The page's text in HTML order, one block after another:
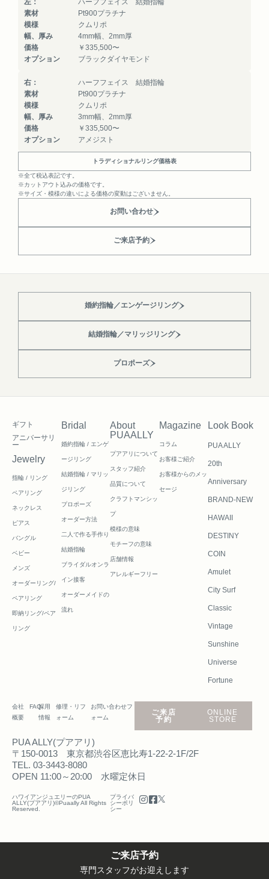
左：
ハーフフェイス 結婚指輪
素材
Pt900プラチナ
模様
クムリポ
幅、厚み
4mm幅、2mm厚
価格
￥335,500〜
オプション
ブラックダイヤモンド
右：
ハーフフェイス 結婚指輪
素材
Pt900プラチナ
模様
クムリポ
幅、厚み
3mm幅、2mm厚
価格
￥335,500〜
オプション
アメジスト
トラディショナルリング価格表
※全て税込表記です。
※カットアウト込みの価格です。
※サイズ・模様の違いによる価格の変動はございません。
お問い合わせ
ご来店予約
婚約指輪／エンゲージリング
結婚指輪／マリッジリング
プロポーズ
ギフト
アニバーサリ
ー
Jewelry
指輪 / リング
ペアリング
ネックレス
ピアス
バングル
ベビー
メンズ
オーダーリング/
ペアリング
即納リング/ペア
リング
Bridal
婚約指輪 / エンゲ
ージリング
結婚指輪 / マリッ
ジリング
プロポーズ
オーダー方法
二人で作る手作り
結婚指輪
ブライダルオンラ
イン接客
オーダーメイドの
流れ
About
PUAALLY
プアアリについて
スタッフ紹介
品質について
クラフトマンシッ
プ
模様の意味
モチーフの意味
店舗情報
アレルギーフリー
Magazine
コラム
お客様ご紹介
お客様からのメッ
セージ
Look Book
PUA ALLY
20th
Anniversary
BRAND-NEW
HAWAII
DESTINY
COIN
Amulet
City Surf
Classic
Vintage
Sunshine
Universe
Fortune
会社
概要
FAQ採用
情報
修理・リフ
ォーム
お問い合わせフ
ォーム
ご来店
予約
ONLINE
STORE
PUA ALLY(プアアリ)
〒150-0013 東京都渋谷区恵比寿1-22-2-1F/2F
TEL. 03-3443-8080
OPEN 11:00～20:00 水曜定休日
ハワイアンジュエリーのPUA
ALLY(プアアリ)©Puaally All Rights
Reserved.
プライバ
シーポリ
シー
ご来店予約
専門スタッフがお迎えします